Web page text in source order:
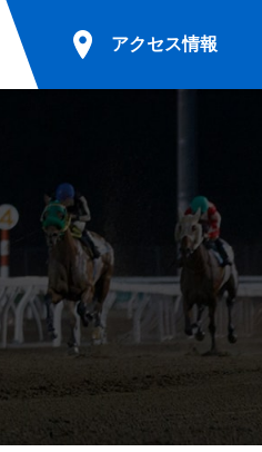
アクセス情報
無料送迎バスでのご来場
公共の交通機関でのご来場